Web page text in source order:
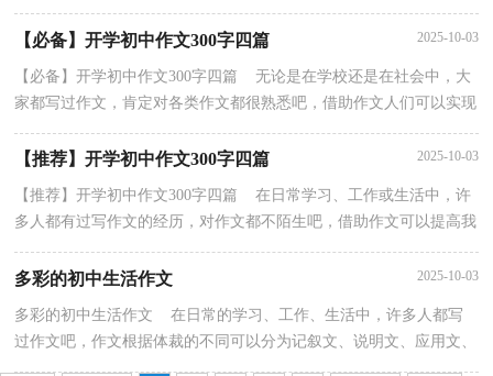
作文（论文）。那么问题来了，到底应如何写一篇优秀的...
【必备】开学初中作文300字四篇 2025-10-03
【必备】开学初中作文300字四篇 无论是在学校还是在社会中，大
家都写过作文，肯定对各类作文都很熟悉吧，借助作文人们可以实现
【推荐】开学初中作文300字四篇 2025-10-03
【推荐】开学初中作文300字四篇 在日常学习、工作或生活中，许
多人都有过写作文的经历，对作文都不陌生吧，借助作文可以提高我
们的语言组织能力。那么你知道一篇好的作文该怎...
多彩的初中生活作文 2025-10-03
多彩的初中生活作文 在日常的学习、工作、生活中，许多人都写
过作文吧，作文根据体裁的不同可以分为记叙文、说明文、应用文、